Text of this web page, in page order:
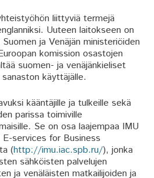
liittyviä termejä
Uuteen laitokseen on
ja Venäjän ministeriöiden
komission osastojen
suomen- ja venäjänkieliset
käyttäjälle.
kääntäjille ja tulkeille sekä
parissa toimiville
Se on osa laajempaa IMU
services for Business
(http://imu.iac.spb.ru/), jonka
sähköisten palvelujen
ja venäläisten matkailijoiden ja